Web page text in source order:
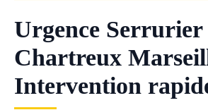
Urgence Serrurier
Chartreux
Intervention